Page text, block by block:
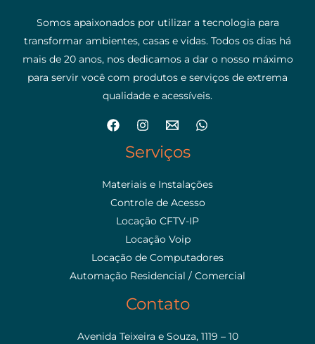
Somos apaixonados por utilizar a tecnologia para
transformar ambientes, casas e vidas. Todos os dias há
mais de 20 anos, nos dedicamos a dar o nosso máximo
para servir você com produtos e serviços de extrema
qualidade e acessíveis.
Serviços
Materiais e Instalações
Controle de Acesso
Locação CFTV-IP
Locação Voip
Locação de Computadores
Automação Residencial / Comercial
Contato
Avenida Teixeira e Souza, 1119 – 10